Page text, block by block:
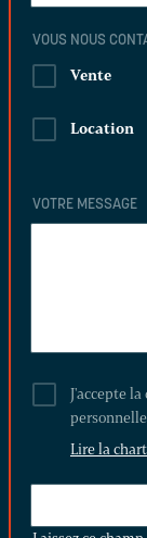
VOUS NOUS
Vente
Location
VOTRE MESSAGE
J'accepte
Lire la